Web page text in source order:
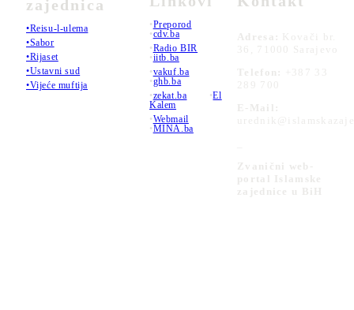
zajednica
•Reisu-l-ulema
•Sabor
•Rijaset
•Ustavni sud
•Vijeće muftija
•Preporod
•cdv.ba
•Radio BIR
•iitb.ba
•vakuf.ba
•ghb.ba
•zekat.ba •El
Kalem
•Webmail
•MINA.ba
Adresa:
Kovači br.
36, 71000 Sarajevo
Telefon:
+387 33
289 700
E-Mail:
Zvanični web-
portal Islamske
zajednice u BiH